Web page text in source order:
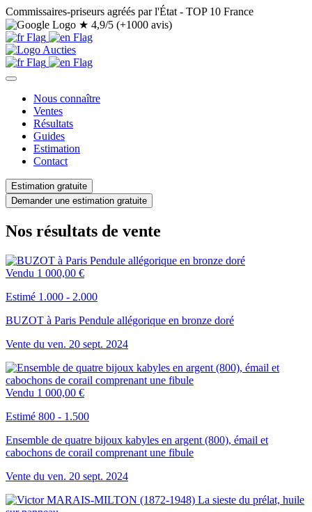
Commissaires-priseurs agréés par l'État - TOP 10 France
★ 4,9/5 (+1000 avis)
Nous connaître
Ventes
Résultats
Guides
Estimation
Contact
Estimation gratuite
Demander une estimation gratuite
Nos résultats de vente
Vendu 1 000,00 €
Estimé 1.000 - 2.000
BUZOT à Paris Pendule allégorique en bronze doré
Vente du ven. 20 sept. 2024
Vendu 1 000,00 €
Estimé 800 - 1.500
Ensemble de quatre bijoux kabyles en argent (800), émail et
cabochons de corail comprenant une fibule
Vente du ven. 20 sept. 2024